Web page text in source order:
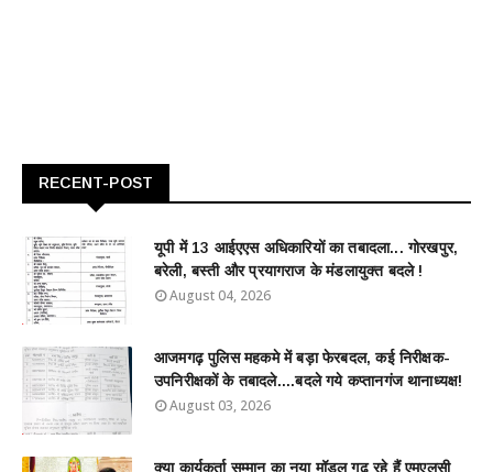
RECENT-POST
यूपी में 13 आईएएस अधिकारियों का तबादला... गोरखपुर,
बरेली, बस्ती और प्रयागराज के मंडलायुक्त बदले !
August 04, 2026
आजमगढ़ पुलिस महकमे में बड़ा फेरबदल, कई निरीक्षक-
उपनिरीक्षकों के तबादले....बदले गये कप्तानगंज थानाध्यक्ष!
August 03, 2026
क्या कार्यकर्ता सम्मान का नया मॉडल गढ़ रहे हैं एमएलसी